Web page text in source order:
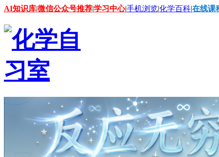
AI知识库|微信公众号推荐|学习中心|手机浏览|化学百科|在线课